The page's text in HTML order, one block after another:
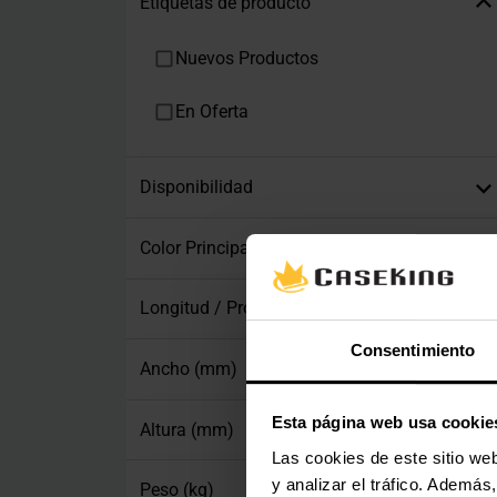
Consentimiento
Esta página web usa
Las cookies de este sitio
y analizar el tráfico.
Nuevos Productos
En Oferta
Disponibilidad
Color Principal
Longitud / Profundidad (mm)
Ancho (mm)
Altura (mm)
Peso (kg)